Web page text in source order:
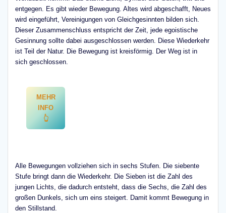
entgegen. Es gibt wieder Bewegung. Altes wird abgeschafft, Neues
wird eingeführt, Vereinigungen von Gleichgesinnten bilden sich.
Dieser Zusammenschluss entspricht der Zeit, jede egoistische
Gesinnung sollte dabei ausgeschlossen werden. Diese Wiederkehr
ist Teil der Natur. Die Bewegung ist kreisförmig. Der Weg ist in
sich geschlossen.
MEHR
INFO
👆
Alle Bewegungen vollziehen sich in sechs Stufen. Die siebente
Stufe bringt dann die Wiederkehr. Die Sieben ist die Zahl des
jungen Lichts, die dadurch entsteht, dass die Sechs, die Zahl des
großen Dunkels, sich um eins steigert. Damit kommt Bewegung in
den Stillstand.